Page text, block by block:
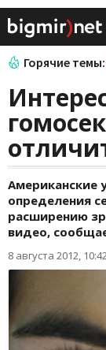
Горячие темы:
Американские
определения
расширению
видео,
8 августа 2012,